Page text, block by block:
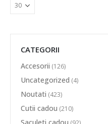
CATEGORII
Accesorii (126)
Uncategorized (4)
Noutati (423)
Cutii cadou (210)